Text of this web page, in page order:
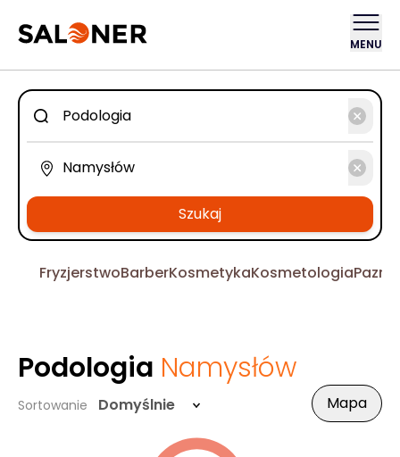
MENU
Szukaj
FryzjerstwoBarberKosmetykaKosmetologia
Podologia Namysłów
Sortowanie Domyślnie Mapa